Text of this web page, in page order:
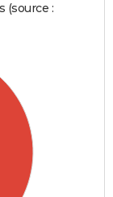
(source :